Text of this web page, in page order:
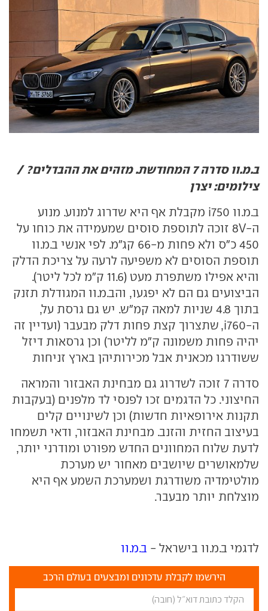
ב.מ.וו סדרה 7 המחודשת. מזהים את ההבדלים? /
צילומים: יצרן
ב.מ.וו 750 i מקבלת אף היא שדרוג למנוע. מנוע
ה-V
8 זוכה לתוספת סוסים שמעמידה את כוחו על
450 כ"ס ולא פחות מ-66 קג"מ. לפי אנשי ב.מ.וו
תוספת הסוסים לא משפיעה לרעה על צריכת הדלק
והיא אפילו משתפרת מעט (11.6 ק"מ לכל ליטר).
הביצועים גם הם לא יפגעו, והב.מ.וו המגודלת תזנק
בתוך 4.8 שניות למאה קמ"ש. יש גם גרסת על,
ה-760
i, שתצרוך קצת פחות דלק מבעבר (ועדיין זה
יהיה פחות משמונה ק"מ לליטר) וכן גרסאות דיזל
ששודרגו מכאנית אבל מכירותיהן בארץ זניחות
סדרה 7 זוכה לשדרוג גם מבחינת האבזור והמראה
החיצוני. כל הדגמים זכו לפנסי לד מלפנים (בעקבות
תקנות אירופאיות חדשות) וכן לשינויים קלים
בעיצוב החזית והזנב. מבחינת האבזור, ודאי תשמחו
לדעת שלוח המחוונים החדש מפורט ומודרני יותר,
שלמאושרים שיושבים מאחור יש מערכת
מולטימדיה משודרגת ושמערכת השמע אף היא
מוצלחת יותר מבעבר.
לדגמי ב.מ.וו בישראל - ב.מ.וו
הירשמו לקבלת עדכונים ומבצעים בעולם הרכב